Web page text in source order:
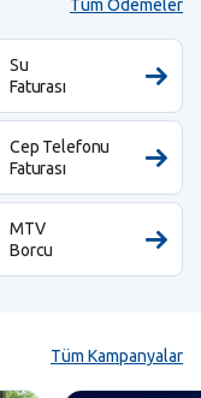
Tüm Ödemeler
Su
Faturası
Cep Telefonu
Faturası
MTV
Borcu
Tüm Kampanyalar